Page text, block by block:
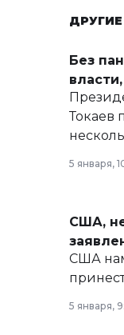
Без
Токаев
армии,
5 января,
США,
США
5 января,